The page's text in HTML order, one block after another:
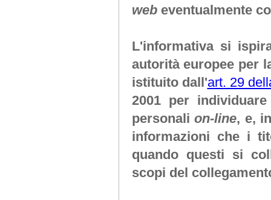
webeventualmente
L'informativa si
autorità europee per
istituito dall'art. 29
2001 per
personali on-line, e,
informazioni che i
quando questi si
scopi del